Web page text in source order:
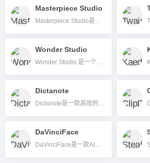
Masterpiece Studio
Masterpiece Studio是一款AI驱动的3D内容生成与编辑平台，让3D模型制作像写文本一样简单快捷。
Wonder Studio
Wonder Studio 是一个基于云端的AI影视制作平台，自动将CG角色与实拍视频融合，无需动捕设备即可实现角色动画和智能合成。
Dictanote
Dictanote是一款高效的AI语音转文字和AI写作助手工具，支持多平台和多语言，适合办公及学习场景。
DaVinciFace
DaVinciFace是一款AI艺术肖像生成平台，可让用户将自拍变成达芬奇文艺复兴风格的人像画。